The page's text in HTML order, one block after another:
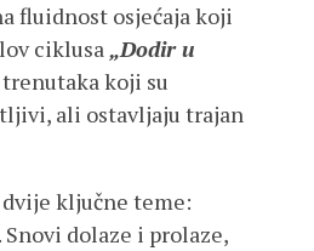
fluidnost osjećaja koji
ciklusa„Dodir u
koji su
ali ostavljaju trajan
ključne teme:
dolaze i prolaze,